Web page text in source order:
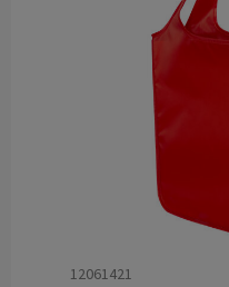
12061421